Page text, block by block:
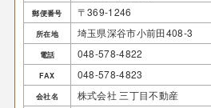
郵便番号 〒369-1246
所在地 埼玉県深谷市小前田408-3
電話 048-578-4822
FAX 048-578-4823
会社名 株式会社 三丁目不動産